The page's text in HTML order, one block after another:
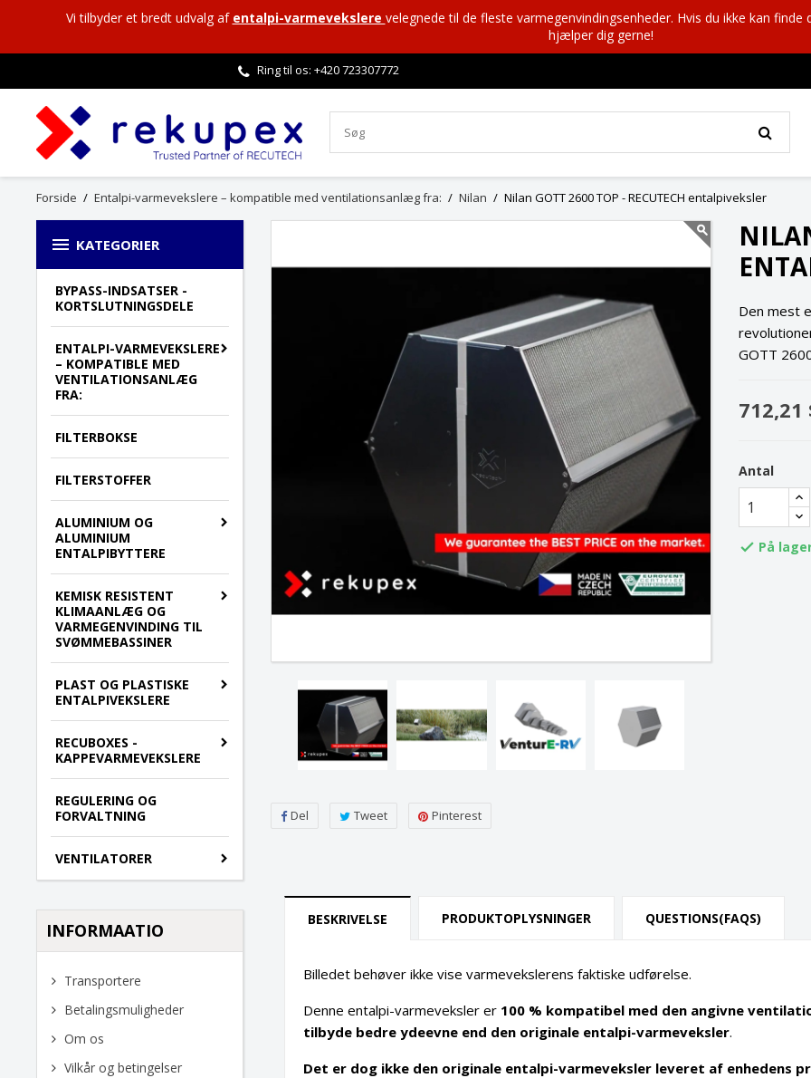
Vi tilbyder et bredt udvalg af entalpi-varmevekslere velegnede til de fleste varmegenvindingsenheder. Hvis du ikke kan
hjælper dig gerne!
Ring til os: +420723307772
Forside Entalpi-varmevekslere – kompatible med ventilationsanlæg fra: Nilan Nilan GOTT 2600 TOP - RECUTECH entalpiveksler
 KATEGORIER
BYPASS-INDSATSER -
KORTSLUTNINGSDELE
ENTALPI-VARMEVEKSLERE
– KOMPATIBLE MED
VENTILATIONSANLÆG
FRA:
FILTERBOKSE
FILTERSTOFFER
ALUMINIUM OG
ALUMINIUM
ENTALPIBYTTERE
KEMISK RESISTENT
KLIMAANLÆG OG
VARMEGENVINDING TIL
SVØMMEBASSINER
PLAST OG PLASTISKE
ENTALPIVEKSLERE
RECUBOXES -
KAPPEVARMEVEKSLERE
REGULERING OG
FORVALTNING
VENTILATORER
INFORMAATIO
Transportere
Betalingsmuligheder
Om os
Vilkår og betingelser
Del Tweet Pinterest
Den mest
GOTT
712,21
Antal
 På
BESKRIVELSE PRODUKTOPLYSNINGER QUESTIONS(FAQS)
Billedet behøver ikke vise varmevekslerens faktiske udførelse.
Denne entalpi-varmeveksler er 100 % kompatibel med den angivne
tilbyde bedre ydeevne end den originale entalpi-varmeveksler.
Det er dog ikke den originale entalpi-varmeveksler leveret af enhedens